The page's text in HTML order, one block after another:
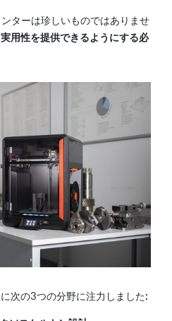
ターは珍しいものではありませ
用性を提供できるようにする必
次の3つの分野に注力しました: